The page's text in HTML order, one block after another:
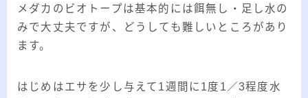
メダカのビオトープは基本的には餌無し・足し水の
みで大丈夫ですが、どうしても難しいところがあり
ます。
はじめはエサを少し与えて1週間に1度1／3程度水